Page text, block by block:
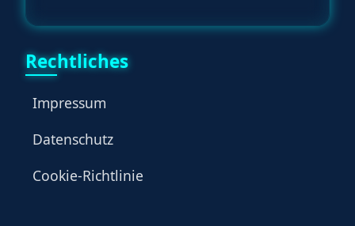
Rechtliches
Impressum
Datenschutz
Cookie-Richtlinie